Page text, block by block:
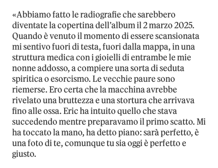
«Abbiamo fatto le radiografie che sarebbero
diventate la copertina dell’album il 2 marzo 2025.
Quando è venuto il momento di essere scansionata
mi sentivo fuori di testa, fuori dalla mappa, in una
struttura medica con i gioielli di entrambe le mie
nonne addosso, a compiere una sorta di seduta
spiritica o esorcismo. Le vecchie paure sono
riemerse. Ero certa che la macchina avrebbe
rivelato una bruttezza e una stortura che arrivava
fino alle ossa. Eric ha intuito quello che stava
succedendo mentre preparavamo il primo scatto. Mi
ha toccato la mano, ha detto piano: sarà perfetto, è
una foto di te, comunque tu sia oggi è perfetto e
giusto.